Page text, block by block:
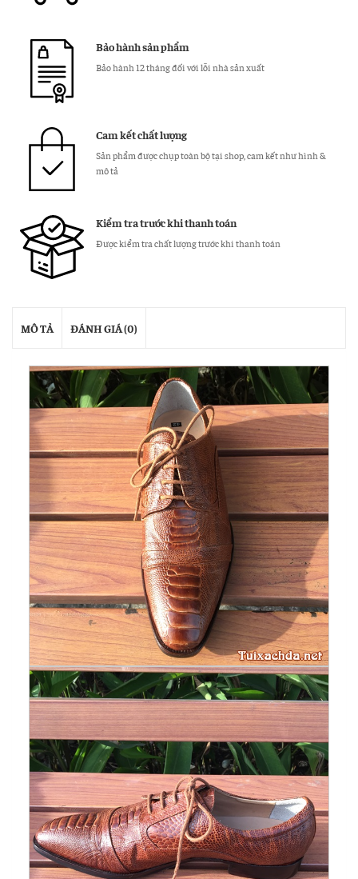
Bảo hành sản phẩm
Bảo hành 12 tháng đối với lỗi nhà sản xuất
Cam kết chất lượng
Sản phẩm được chụp toàn bộ tại shop, cam kết như hình &
mô tả
Kiểm tra trước khi thanh toán
Được kiểm tra chất lượng trước khi thanh toán
MÔ TẢ ĐÁNH GIÁ (0)